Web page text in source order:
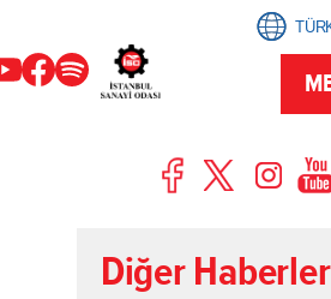
Diğer Haberler